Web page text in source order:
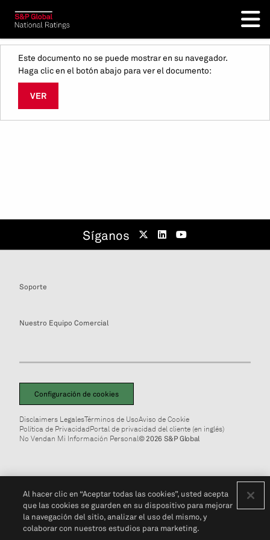
Este documento no se puede mostrar en su navegador.
Haga clic en el botón abajo para ver el documento:
VER
Síganos
Soporte
Nuestro Equipo Comercial
Configuración de cookies
Disclaimers LegalesTérminos de UsoAviso de Cookie
Política de PrivacidadPortal de privacidad del cliente (en inglés)
No Vendan Mi Información Personal© 2026 S&P Global
Al hacer clic en “Aceptar todas las cookies”, usted acepta
que las cookies se guarden en su dispositivo para mejorar
la navegación del sitio, analizar el uso del mismo, y
colaborar con nuestros estudios para marketing.